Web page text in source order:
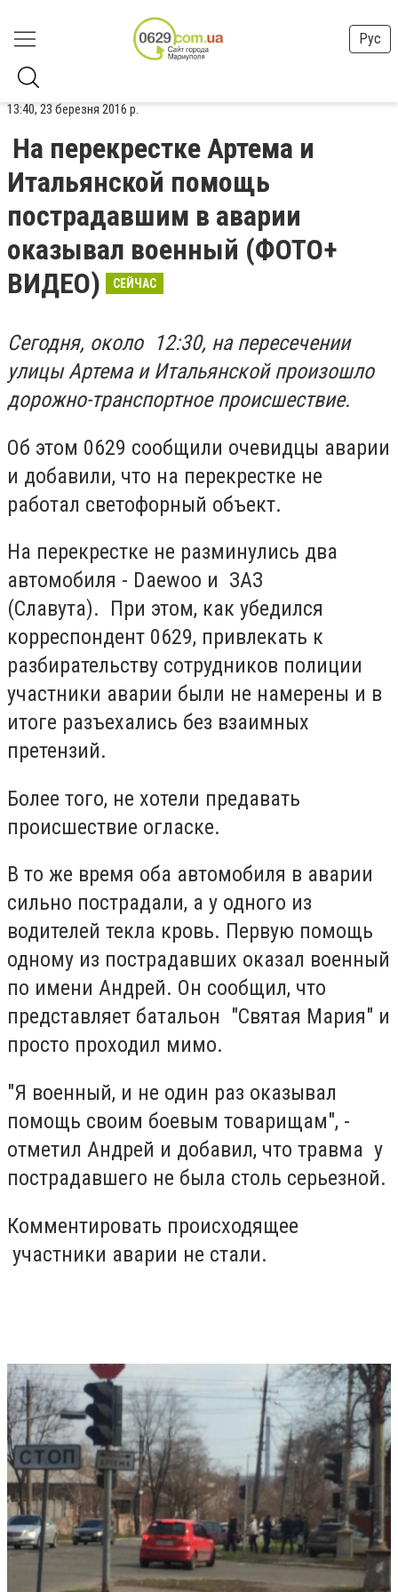
Рус
13:40, 23 березня 2016 р.
На перекрестке Артема и
Итальянской помощь
пострадавшим в аварии
оказывал военный (ФОТО+
ВИДЕО)
СЕЙЧАС
Сегодня, около 12:30, на пересечении
улицы Артема и Итальянской произошло
дорожно-транспортное происшествие.
Об этом 0629 сообщили очевидцы аварии
и добавили, что на перекрестке не
работал светофорный объект.
На перекрестке не разминулись два
автомобиля - Daewoo и ЗАЗ
(Славута). При этом, как убедился
корреспондент 0629, привлекать к
разбирательству сотрудников полиции
участники аварии были не намерены и в
итоге разъехались без взаимных
претензий.
Более того, не хотели предавать
происшествие огласке.
В то же время оба автомобиля в аварии
сильно пострадали, а у одного из
водителей текла кровь. Первую помощь
одному из пострадавших оказал военный
по имени Андрей. Он сообщил, что
представляет батальон "Святая Мария" и
просто проходил мимо.
"Я военный, и не один раз оказывал
помощь своим боевым товарищам", -
отметил Андрей и добавил, что травма у
пострадавшего не была столь серьезной.
Комментировать происходящее
участники аварии не стали.